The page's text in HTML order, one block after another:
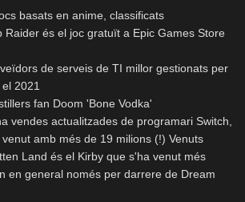
basats en anime, classificats
Raider és el joc gratuït a Epic Games Store
de serveis de TI millor gestionats per
2021
fan Doom 'Bone Vodka'
vendes actualitzades de programari Switch,
amb més de 19 milions (!) Venuts
Land és el Kirby que s'ha venut més
en general només per darrere de Dream